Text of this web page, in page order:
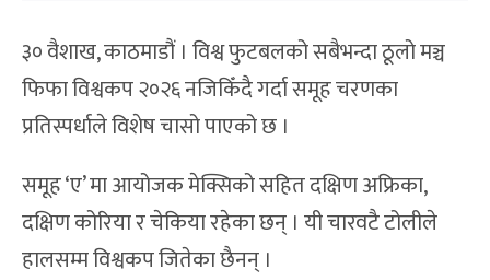
३० वैशाख, काठमाडौं । विश्व फुटबलको सबैभन्दा ठूलो मञ्च
फिफा विश्वकप २०२६ नजिकिँदै गर्दा समूह चरणका
प्रतिस्पर्धाले विशेष चासो पाएको छ ।
समूह ‘ए’ मा आयोजक मेक्सिको सहित दक्षिण अफ्रिका,
दक्षिण कोरिया र चेकिया रहेका छन् । यी चारवटै टोलीले
हालसम्म विश्वकप जितेका छैनन् ।